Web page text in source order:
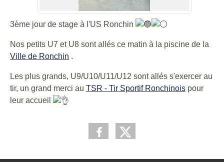
3ème jour de stage à l'US Ronchin
Nos petits U7 et U8 sont allés ce matin à la piscine de la
Ville de Ronchin .
Les plus grands, U9/U10/U11/U12 sont allés s'exercer au
tir, un grand merci au TSR - Tir Sportif Ronchinois pour
leur accueil